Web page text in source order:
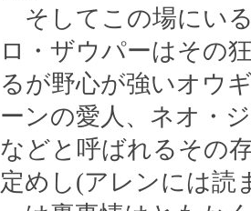
そしてこの場にい
ロ・ザウパーはその
るが野心が強いオウ
ーンの愛人、ネオ・
などと呼ばれるその
定めし(アレンには読